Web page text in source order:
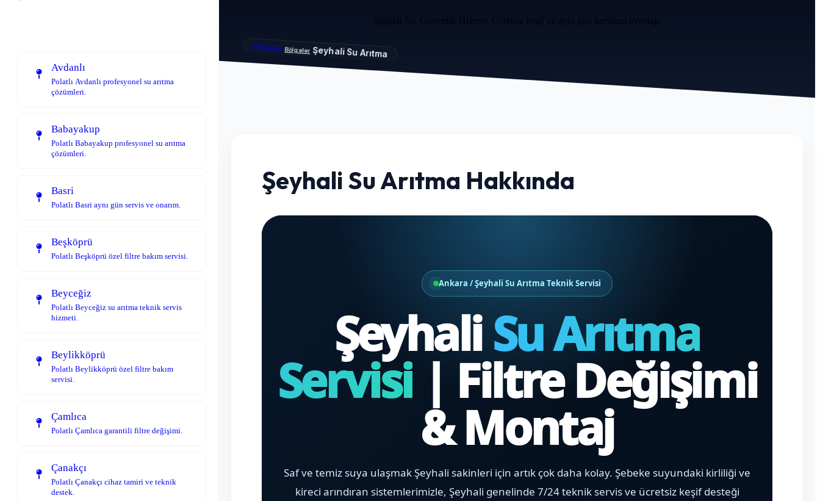
Avdanlı
Polatlı Avdanlı profesyonel su arıtma
çözümleri.
Babayakup
Polatlı Babayakup profesyonel su arıtma
çözümleri.
Basri
Polatlı Basri aynı gün servis ve onarım.
Beşköprü
Polatlı Beşköprü özel filtre bakım servisi.
Beyceğiz
Polatlı Beyceğiz su arıtma teknik servis
hizmeti.
Beylikköprü
Polatlı Beylikköprü özel filtre bakım
servisi.
Çamlıca
Polatlı Çamlıca garantili filtre değişimi.
Çanakçı
Polatlı Çanakçı cihaz tamiri ve teknik
destek.
Sağlıklı Su, Güvenilir Hizmet. Ücretsiz keşif ve aynı gün kurulum avantajı.
Anasayfa/Bölgeler/Şeyhali Su Arıtma
Şeyhali Su Arıtma Hakkında
Ankara / Şeyhali Su Arıtma Teknik Servisi
ŞeyhaliSu Arıtma
Servisi | Filtre Değişimi
& Montaj
Saf ve temiz suya ulaşmak Şeyhali sakinleri için artık çok daha kolay. Şebeke suyundaki kirliliği ve
kireci arındıran sistemlerimizle, Şeyhali genelinde 7/24 teknik servis ve ücretsiz keşif desteği